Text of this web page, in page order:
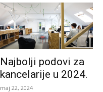
Najbolji podovi za
kancelarije u 2024.
maj 22, 2024